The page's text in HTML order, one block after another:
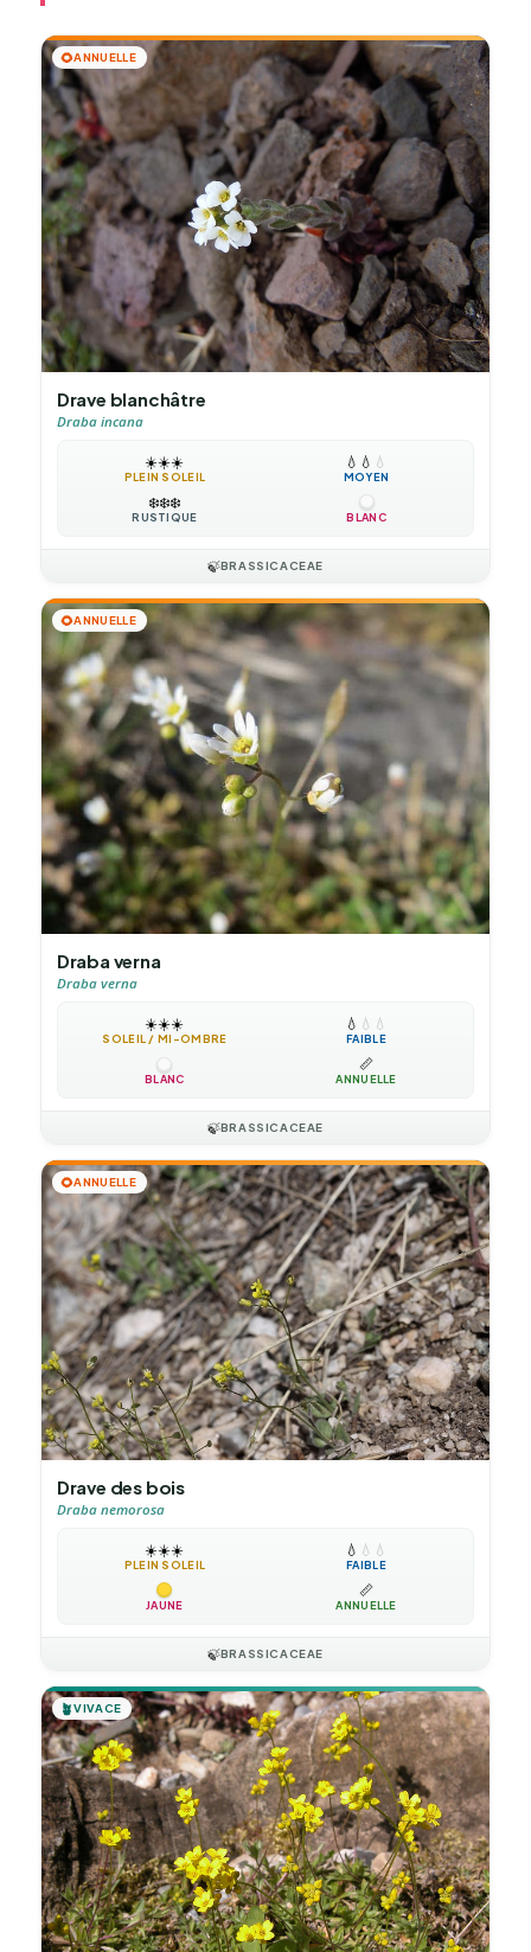
🌻ANNUELLE
Drave blanchâtre
Draba incana
☀️☀️☀️
PLEIN SOLEIL
💧 💧 💧
MOYEN
❄️❄️❄️
RUSTIQUE BLANC
🍃BRASSICACEAE
🌻ANNUELLE
Draba verna
Draba verna
☀️☀️☀️
SOLEIL / MI-OMBRE
💧 💧 💧
FAIBLE
BLANC
📏
ANNUELLE
🍃BRASSICACEAE
🌻ANNUELLE
Drave des bois
Draba nemorosa
☀️☀️☀️
PLEIN SOLEIL
💧 💧 💧
FAIBLE
JAUNE
📏
ANNUELLE
🍃BRASSICACEAE
🪴VIVACE